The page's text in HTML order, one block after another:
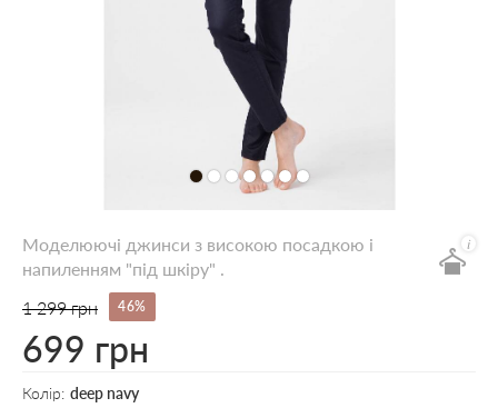
Моделюючі джинси з високою посадкою і
напиленням "під шкіру" .
1 299 грн
46%
699 грн
Колір: deep navy